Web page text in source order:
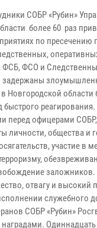
СОБР «Рубин»
более 60 раз
по пресечению
ФСО и
задержаны
Новгородской
быстрого
перед офицерами
личности, общества и
участие в
заложников.
отвагу и высокий
служебного
СОБР «Рубин»